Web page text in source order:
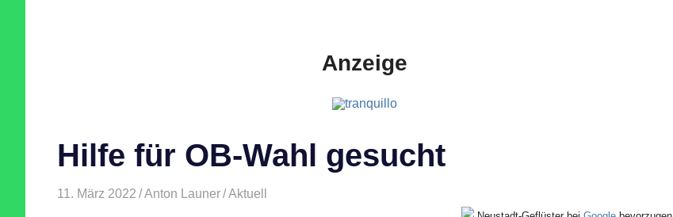
Anzeige
Hilfe für OB-Wahl gesucht
11. März 2022 Anton Launer Aktuell